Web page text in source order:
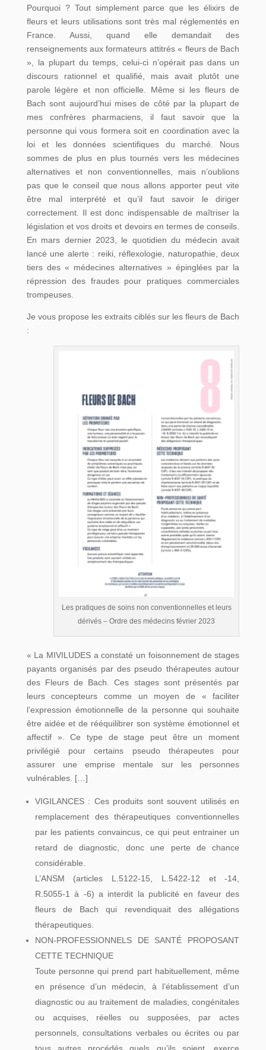
Pourquoi ? Tout simplement parce que les élixirs de
fleurs et leurs utilisations sont très mal réglementés en
France. Aussi, quand elle demandait des
renseignements aux formateurs attitrés « fleurs de Bach
», la plupart du temps, celui-ci n’opérait pas dans un
discours rationnel et qualifié, mais avait plutôt une
parole légère et non officielle. Même si les fleurs de
Bach sont aujourd’hui mises de côté par la plupart de
mes confrères pharmaciens, il faut savoir que la
personne qui vous formera soit en coordination avec la
loi et les données scientifiques du marché. Nous
sommes de plus en plus tournés vers les médecines
alternatives et non conventionnelles, mais n’oublions
pas que le conseil que nous allons apporter peut vite
être mal interprété et qu’il faut savoir le diriger
correctement. Il est donc indispensable de maîtriser la
législation et vos droits et devoirs en termes de conseils.
En mars dernier 2023, le quotidien du médecin avait
lancé une alerte : reiki, réflexologie, naturopathie, deux
tiers des « médecines alternatives » épinglées par la
répression des fraudes pour pratiques commerciales
trompeuses.
Je vous propose les extraits ciblés sur les fleurs de Bach
:
Les pratiques de soins non conventionnelles et leurs
dérivés – Ordre des médecins février 2023
« La MIVILUDES a constaté un foisonnement de stages
payants organisés par des pseudo thérapeutes autour
des Fleurs de Bach. Ces stages sont présentés par
leurs concepteurs comme un moyen de « faciliter
l’expression émotionnelle de la personne qui souhaite
être aidée et de rééquilibrer son système émotionnel et
affectif ». Ce type de stage peut être un moment
privilégié pour certains pseudo thérapeutes pour
assurer une emprise mentale sur les personnes
vulnérables. […]
VIGILANCES : Ces produits sont souvent utilisés en
remplacement des thérapeutiques conventionnelles
par les patients convaincus, ce qui peut entrainer un
retard de diagnostic, donc une perte de chance
considérable.
L’ANSM (articles L.5122-15, L.5422-12 et -14,
R.5055-1 à -6) a interdit la publicité en faveur des
fleurs de Bach qui revendiquait des allégations
thérapeutiques.
NON-PROFESSIONNELS DE SANTÉ PROPOSANT
CETTE TECHNIQUE
Toute personne qui prend part habituellement, même
en présence d’un médecin, à l’établissement d’un
diagnostic ou au traitement de maladies, congénitales
ou acquises, réelles ou supposées, par actes
personnels, consultations verbales ou écrites ou par
tous autres procédés quels qu’ils soient, exerce